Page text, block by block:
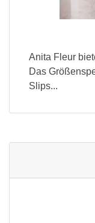
Anita Fleur
Das
Slips...